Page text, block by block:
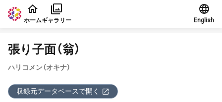
本文に飛ぶ
ホームギャラリー English
張り子面（翁）
ハリコメン（オキナ）
収録元データベースで開く